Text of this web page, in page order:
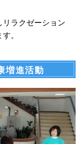
ラクゼーション
。
増進活動